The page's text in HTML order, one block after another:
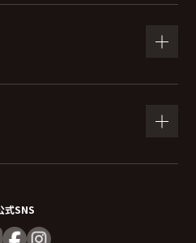
ない場合は、お問い合わせ内
の開示等および問い合わ
式SNS